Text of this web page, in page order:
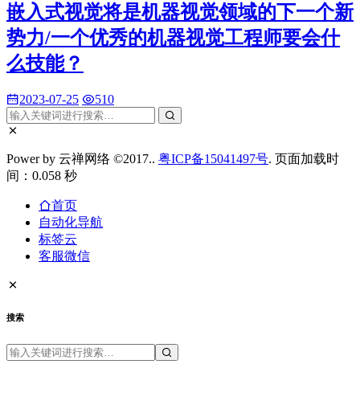
嵌入式视觉将是机器视觉领域的下一个新
势力/一个优秀的机器视觉工程师要会什
么技能？
2023-07-25 510
Power by 云禅网络 ©2017.. 粤ICP备15041497号. 页面加载时
间：0.058 秒
首页
自动化导航
标签云
客服微信
搜索